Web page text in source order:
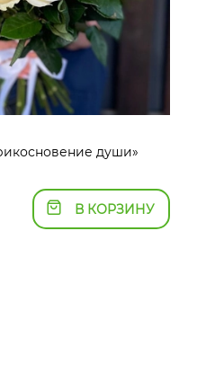
души»
В КОРЗИНУ